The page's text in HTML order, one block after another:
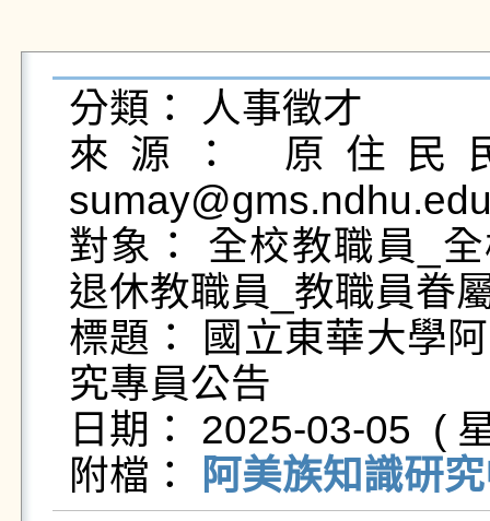
分類： 人事徵才
來源： 原住
對象： 全校教職員_
退休教職員_教職員眷
標題： 國立東華大學
究專員公告
日期： 2025-03-05  (
附檔：
阿美族知識研